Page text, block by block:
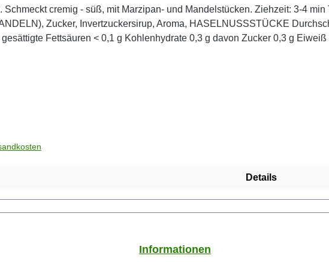
Marzipan- und Mandelstücken. Ziehzeit: 3-4 min Temperatur: 100 °C Menge pro Tasse: 1 TL Zutaten:Schwarzer Tee,
Aroma, HASELNUSSSTÜCKE Durchschnittliche Nährwertangaben pro 100 ml Teezubereitung* Energie 5 kJ/
Details
Informationen